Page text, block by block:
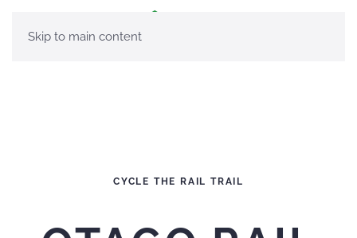
Skip to main content
CYCLE THE RAIL TRAIL